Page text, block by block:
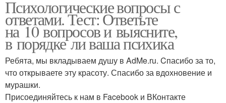
Психологические вопросы с
ответами. Тест: Ответьте
на 10 вопросов и выясните,
в порядке ли ваша психика
Ребята, мы вкладываем душу в AdMe.ru. Cпасибо за то,
что открываете эту красоту. Спасибо за вдохновение и
мурашки.
Присоединяйтесь к нам в Facebook и ВКонтакте